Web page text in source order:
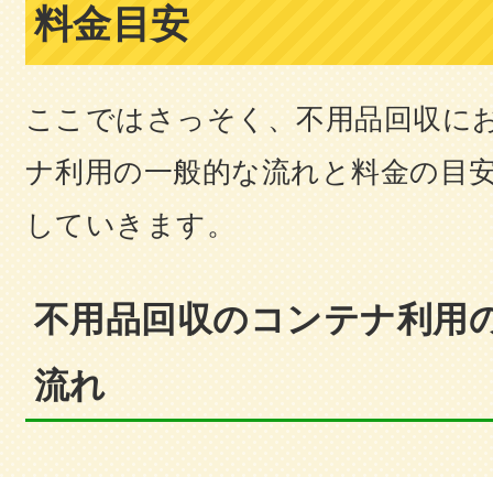
料金目安
ここではさっそく、不用品回収に
ナ利用の一般的な流れと料金の目
していきます。
不用品回収のコンテナ利用
流れ